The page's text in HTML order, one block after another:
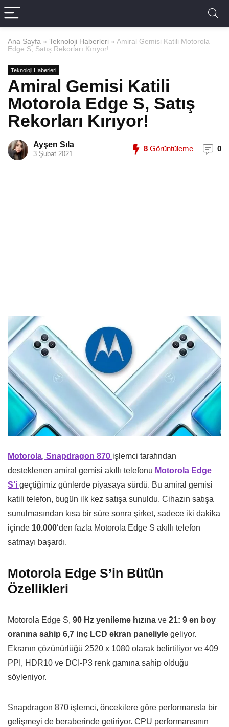
Ana Sayfa » Teknoloji Haberleri » Amiral Gemisi Katili Motorola
Edge S, Satış Rekorları Kırıyor!
Teknoloji Haberleri
Amiral Gemisi Katili
Motorola Edge S, Satış
Rekorları Kırıyor!
Ayşen Sıla
3 Şubat 2021
8 Görüntüleme 0
Motorola, Snapdragon 870 işlemci tarafından
desteklenen amiral gemisi akıllı telefonu Motorola Edge
S’i geçtiğimiz günlerde piyasaya sürdü. Bu amiral gemisi
katili telefon, bugün ilk kez satışa sunuldu. Cihazın satışa
sunulmasından kısa bir süre sonra şirket, sadece iki dakika
içinde 10.000‘den fazla Motorola Edge S akıllı telefon
satmayı başardı.
Motorola Edge S’in Bütün
Özellikleri
Motorola Edge S, 90 Hz yenileme hızına ve 21: 9 en boy
oranına sahip 6,7 inç LCD ekran paneliyle geliyor.
Ekranın çözünürlüğü 2520 x 1080 olarak belirtiliyor ve 409
PPI, HDR10 ve DCI-P3 renk gamına sahip olduğu
söyleniyor.
Snapdragon 870 işlemci, öncekilere göre performansta bir
gelişmeyi de beraberinde getiriyor. CPU performansının